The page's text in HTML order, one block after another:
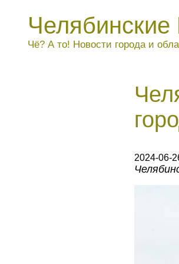
Челябинские
Чё? А то! Новости города и
2024-06-